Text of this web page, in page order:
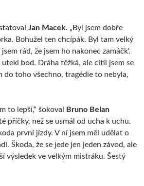
Jan Macek. „Byl jsem dobře
Bohužel ten chcípák. Byl tam velký
rád, že jsem ho nakonec zamáčk‘.
bod. Dráha těžká, ale cítil jsem se
do toho všechno, tragédie to nebyla,
to lepší,“ šokoval
Bruno Belan
příčky, než se usmál od ucha k uchu.
první jízdy. V ní jsem měl udělat o
Škoda, že se jede jen jeden závod, ale
výsledek ve velkým mistráku. Šestý